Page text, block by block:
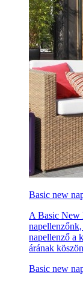
Basic new
A Basic New
napellenző a
árának
Basic new